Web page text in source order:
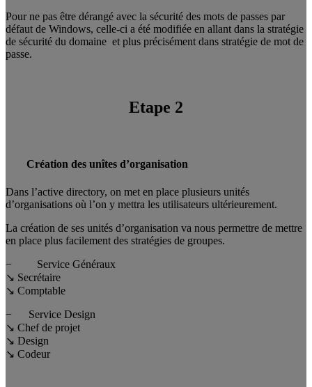
Pour ne pas être dérangé avec la sécurité des mots de passes par
défaut de Windows, celle-ci a été modifiée en allant dans la stratégie
de sécurité du domaine et plus précisément dans stratégie de mot de
passe.
Etape 2
Création des unîtes d’organisation
Dans l’active directory, on met en place plusieurs unités
d’organisations où l’on y mettra les utilisateurs ultérieurement.
La création de ses unités d’organisation va nous permettre de mettre
en place plus facilement des stratégies de groupes.
− Service Généraux
↘ Secrétaire
↘ Comptable
− Service Design
↘ Chef de projet
↘ Design
↘ Codeur